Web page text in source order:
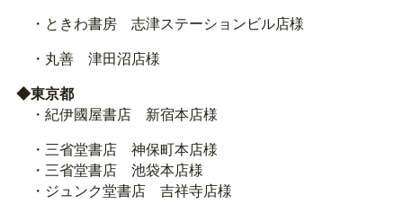
・ときわ書房 志津ステーションビル店様
・丸善 津田沼店様
◆東京都
・紀伊國屋書店 新宿本店様
・三省堂書店 神保町本店様
・三省堂書店 池袋本店様
・ジュンク堂書店 吉祥寺店様